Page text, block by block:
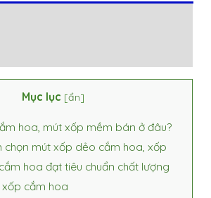
Mục lục [ẩn]
hoa, mút xốp mềm bán ở đâu?
chọn mút xốp dẻo cắm hoa, xốp
hoa đạt tiêu chuẩn chất lượng
cắm hoa